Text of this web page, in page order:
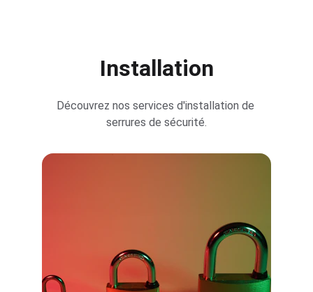
Installation
Découvrez nos services d'installation de
serrures de sécurité.